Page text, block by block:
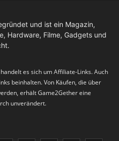
und ist ein Magazin,
Hardware, Filme, Gadgets und
es sich um Affiliate-Links. Auch
beinhalten. Von Käufen, die über
erhält Game2Gether eine
unverändert.